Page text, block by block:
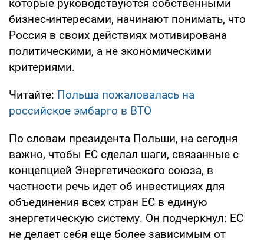
которые руководствуются собственными
бизнес-интересами, начинают понимать, что
Россия в своих действиях мотивирована
политическими, а не экономическими
критериями.
Читайте: Польша пожаловалась на
российское эмбарго в ВТО
По словам президента Польши, на сегодня
важно, чтобы ЕС сделал шаги, связанные с
концепцией Энергетического союза, в
частности речь идет об инвестициях для
объединения всех стран ЕС в единую
энергетическую систему. Он подчеркнул: ЕС
не делает себя еще более зависимым от